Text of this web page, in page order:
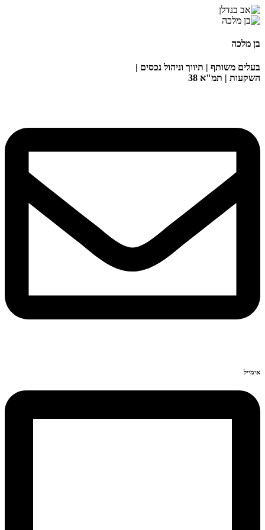
בן מלכה
בעלים משותף | תיווך וניהול נכסים |
השקעות | תמ"א 38
אימייל